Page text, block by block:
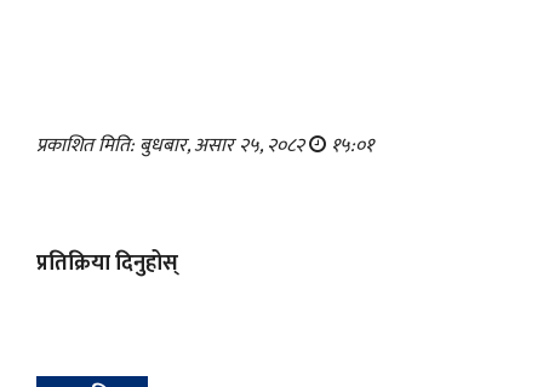
प्रकाशित मिति: बुधबार, असार २५, २०८२ १५:०१
प्रतिक्रिया दिनुहोस्